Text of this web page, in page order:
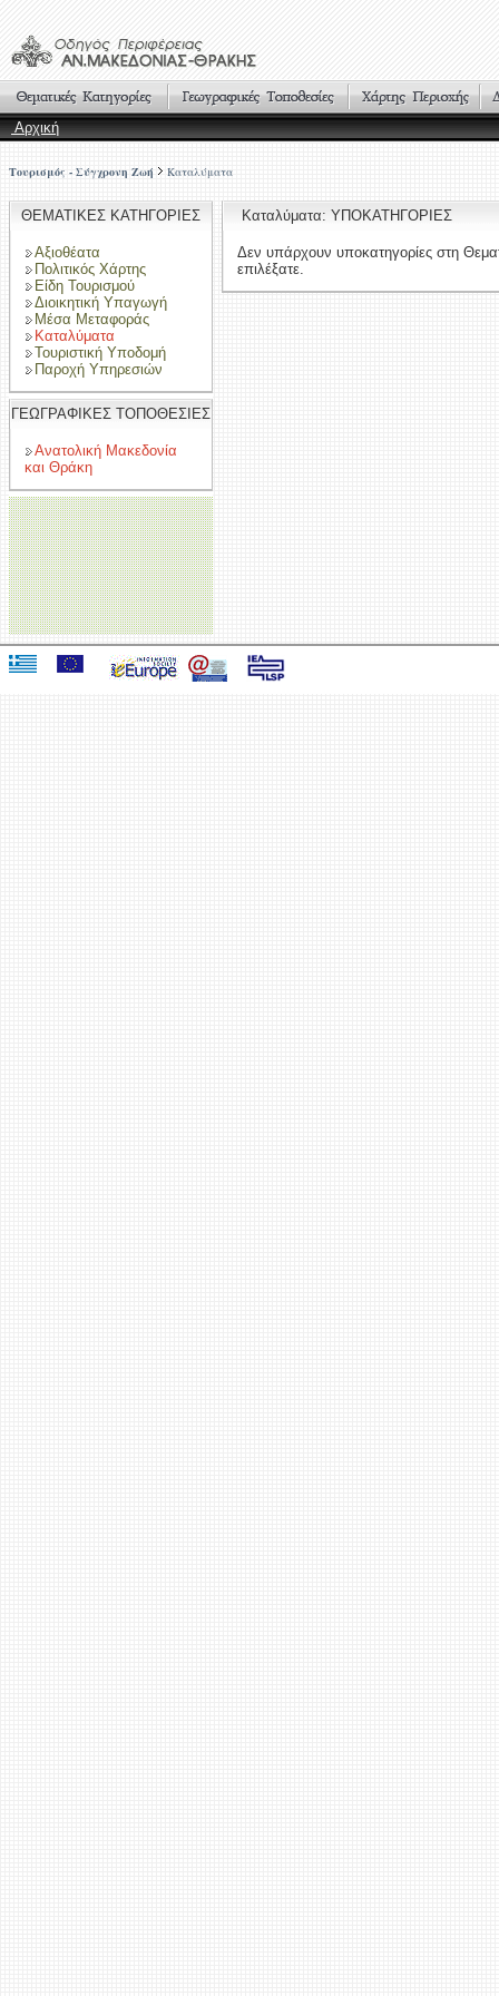
Αρχική
Τουρισμός - Σύγχρονη Ζωή Καταλύματα
ΘΕΜΑΤΙΚΕΣ ΚΑΤΗΓΟΡΙΕΣ
Αξιοθέατα
Πολιτικός Χάρτης
Είδη Τουρισμού
Διοικητική Υπαγωγή
Μέσα Μεταφοράς
Καταλύματα
Τουριστική Υποδομή
Παροχή Υπηρεσιών
ΓΕΩΓΡΑΦΙΚΕΣ ΤΟΠΟΘΕΣΙΕΣ
Ανατολική Μακεδονία
και Θράκη
Καταλύματα: ΥΠΟΚΑΤΗΓΟΡΙΕΣ
Δεν υπάρχουν υποκατηγορίες στη
επιλέξατε.